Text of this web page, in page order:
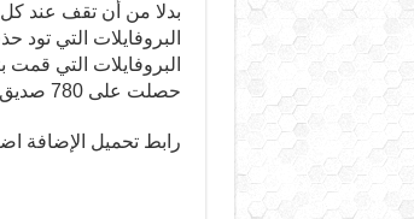
بدلا من أن تقف عند
حصلت على 780 صديق فقط و أعتقد أن هذا العدد كافي و هم بالفعل الأصدقاء الذين أعرفهم !
رابط تحميل الإضافة